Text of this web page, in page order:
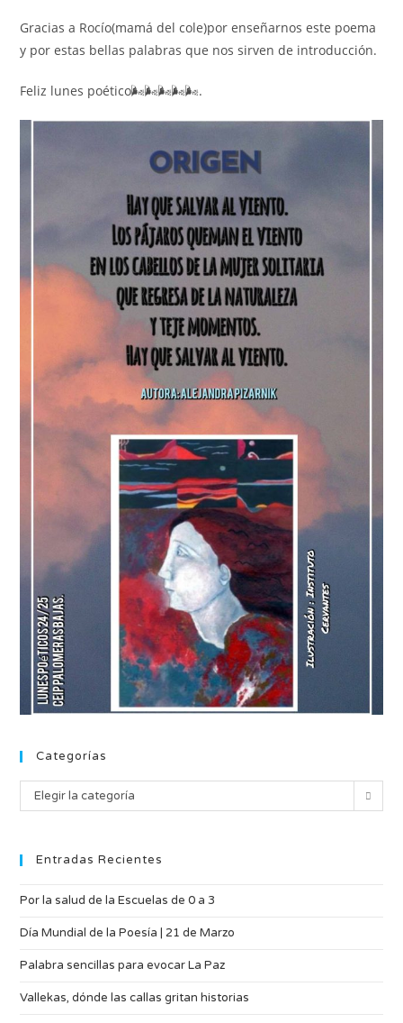
Gracias a Rocío(mamá del cole)por enseñarnos este poema
y por estas bellas palabras que nos sirven de introducción.
Feliz lunes poético🌬️🌬️🌬️🌬️🌬️.
Categorías
Elegir la categoría
Entradas Recientes
Por la salud de la Escuelas de 0 a 3
Día Mundial de la Poesía | 21 de Marzo
Palabra sencillas para evocar La Paz
Vallekas, dónde las callas gritan historias